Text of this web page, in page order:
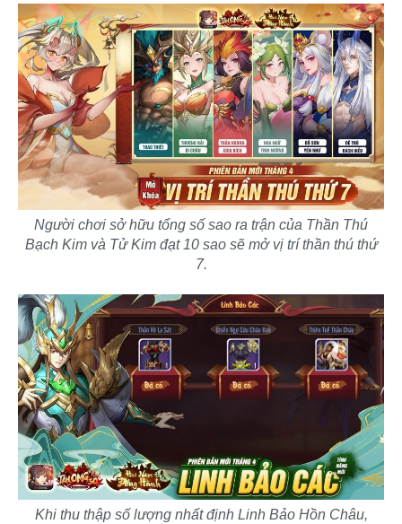
Người chơi sở hữu tổng số sao ra trận của Thần Thú
Bạch Kim và Tử Kim đạt 10 sao sẽ mở vị trí thần thú thứ
7.
Khi thu thập số lượng nhất định Linh Bảo Hồn Châu,